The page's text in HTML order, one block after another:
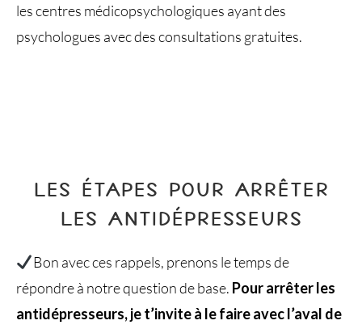
les centres médicopsychologiques ayant des
psychologues avec des consultations gratuites.
LES ÉTAPES POUR ARRÊTER
LES ANTIDÉPRESSEURS
Bon avec ces rappels, prenons le temps de
répondre à notre question de base. Pour arrêter les
antidépresseurs, je t’invite à le faire avec l’aval de